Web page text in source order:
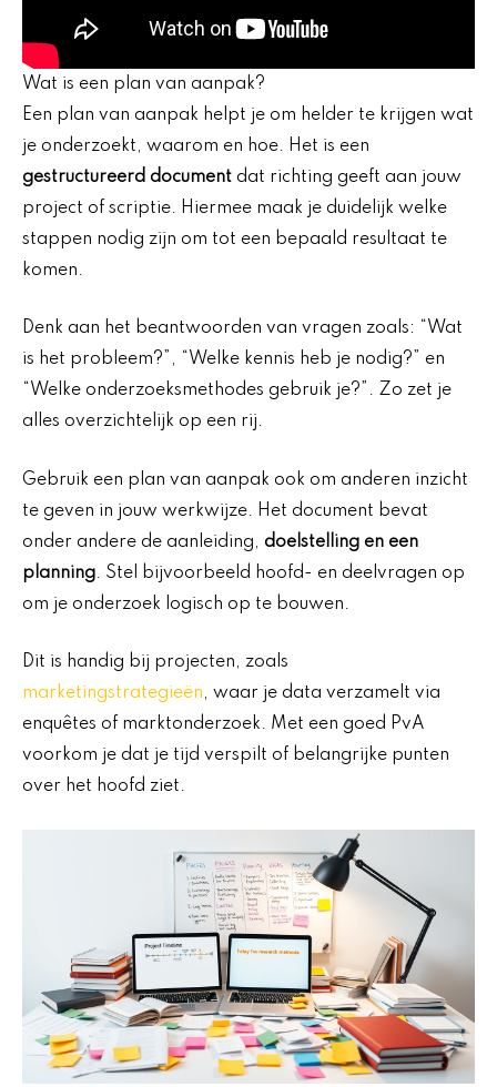
Wat is een plan van aanpak?
Een plan van aanpak helpt je om helder te krijgen wat
je onderzoekt, waarom en hoe. Het is een
gestructureerd document dat richting geeft aan jouw
project of scriptie. Hiermee maak je duidelijk welke
stappen nodig zijn om tot een bepaald resultaat te
komen.
Denk aan het beantwoorden van vragen zoals: “Wat
is het probleem?”, “Welke kennis heb je nodig?” en
“Welke onderzoeksmethodes gebruik je?”. Zo zet je
alles overzichtelijk op een rij.
Gebruik een plan van aanpak ook om anderen inzicht
te geven in jouw werkwijze. Het document bevat
onder andere de aanleiding, doelstelling en een
planning. Stel bijvoorbeeld hoofd- en deelvragen op
om je onderzoek logisch op te bouwen.
Dit is handig bij projecten, zoals
marketingstrategieën, waar je data verzamelt via
enquêtes of marktonderzoek. Met een goed PvA
voorkom je dat je tijd verspilt of belangrijke punten
over het hoofd ziet.